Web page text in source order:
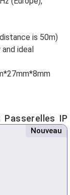
is 50m)
ideal
Passerelles IP
Nouveau